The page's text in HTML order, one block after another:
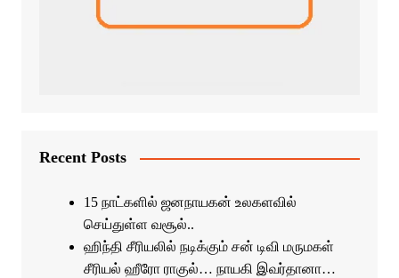
Recent Posts
15 நாட்களில் ஜனநாயகன் உலகளவில்
செய்துள்ள வசூல்..
ஹிந்தி சீரியலில் நடிக்கும் சன் டிவி மருமகள்
சீரியல் ஹீரோ ராகுல்… நாயகி இவர்தானா…